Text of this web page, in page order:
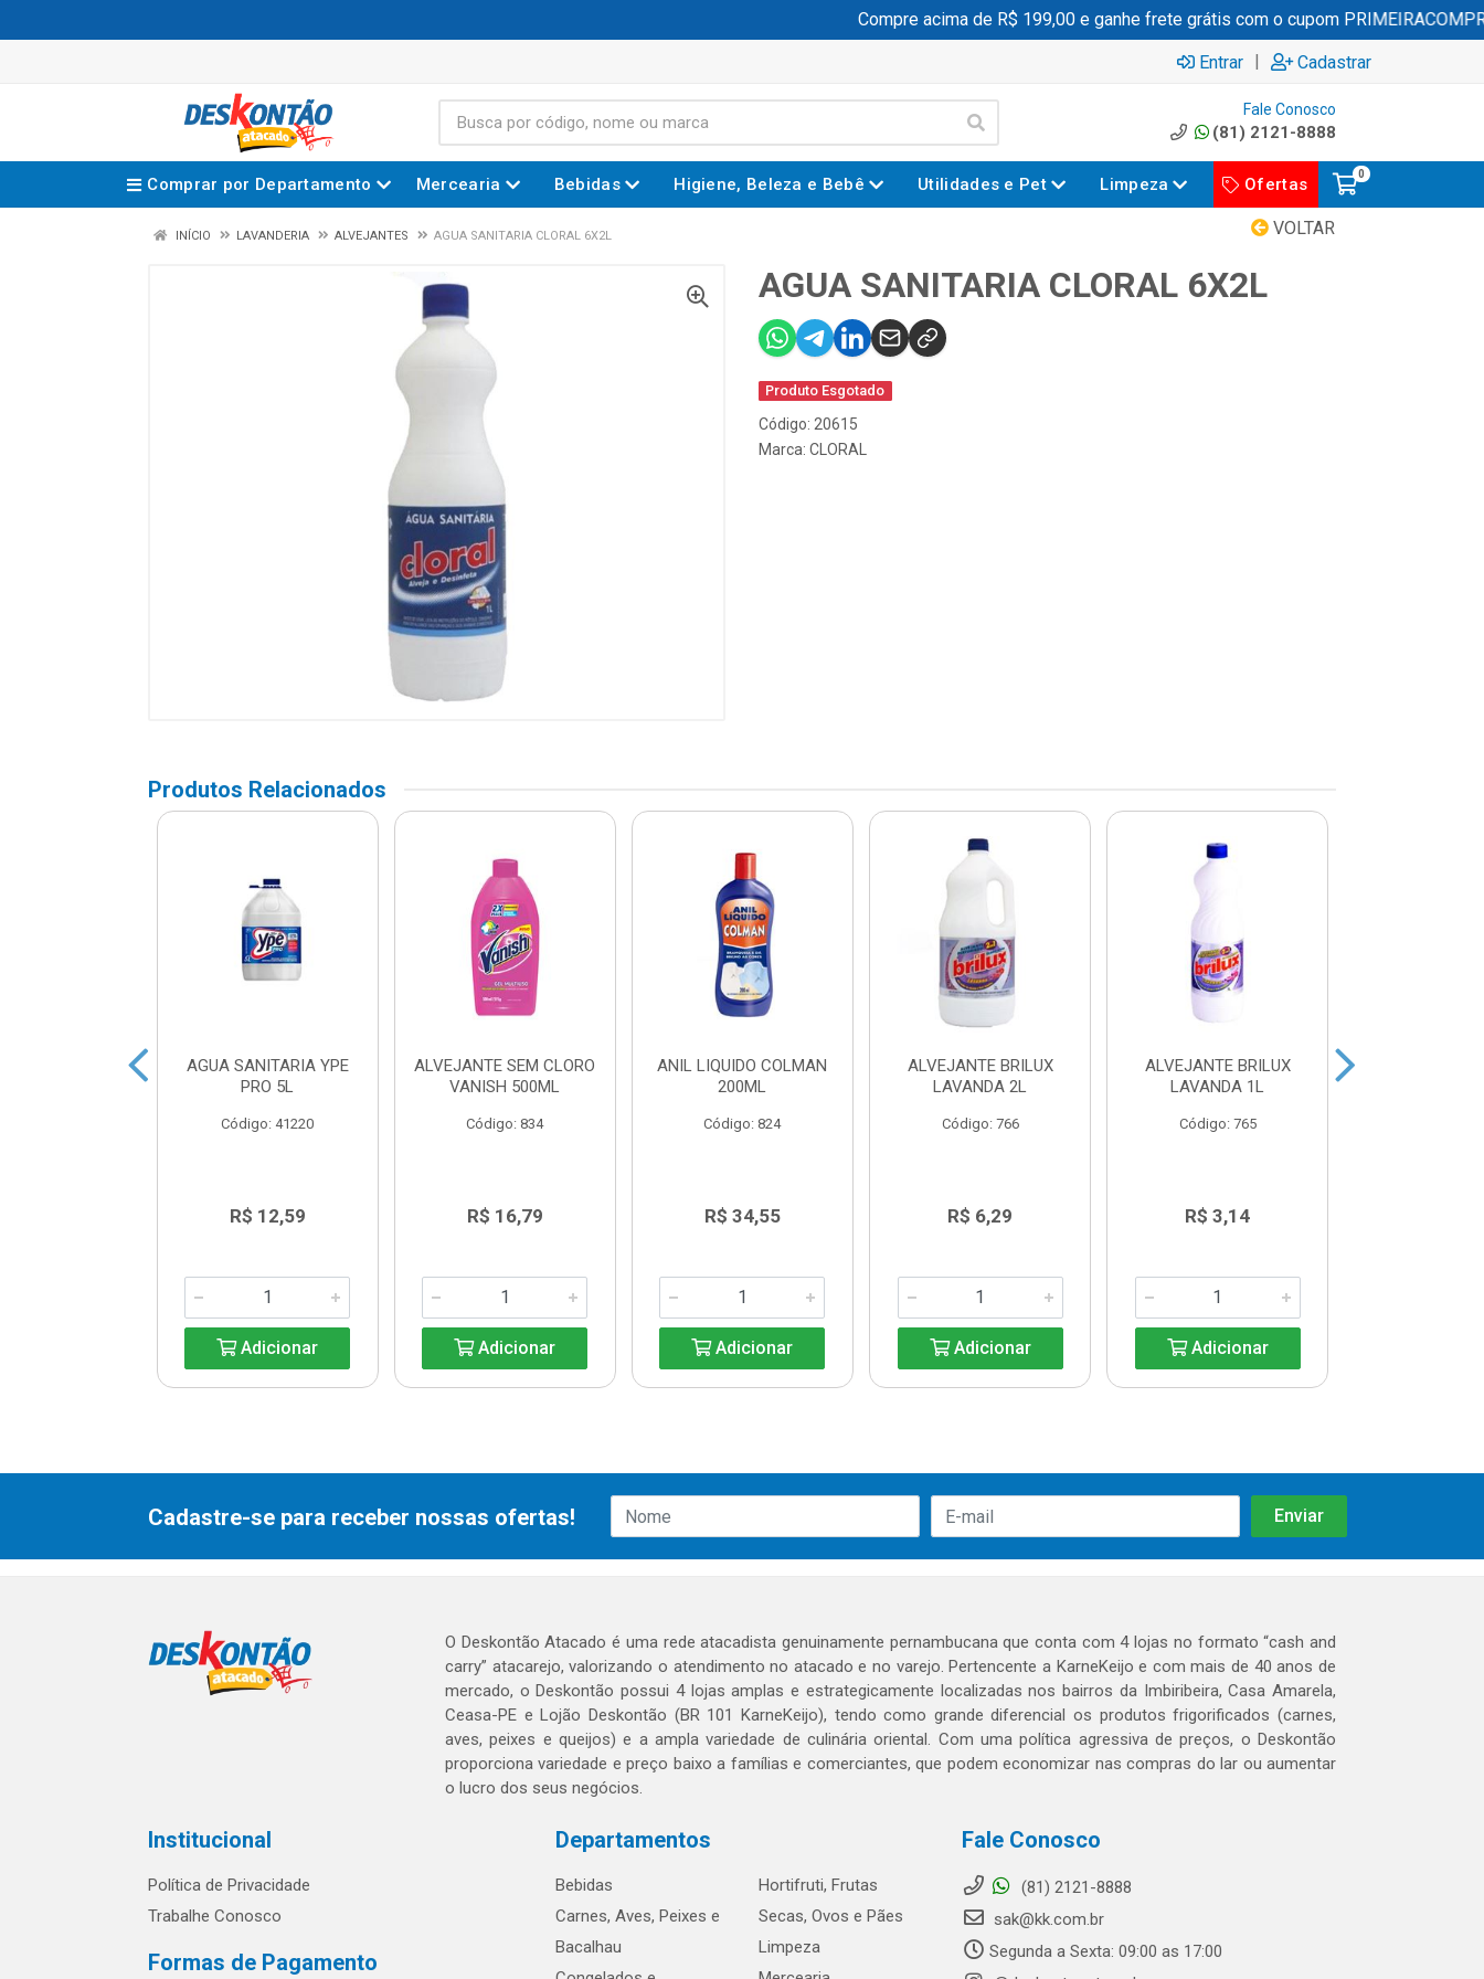
Compre acima de R$ 199,00 e ganhe frete grátis com o cupom PRIMEIRACOMPRA
Entrar | Cadastrar
Fale Conosco
(81) 2121-8888
Comprar por Departamento Mercearia Bebidas Higiene, Beleza e Bebê Utilidades e Pet Limpeza Ofertas
0
VOLTAR
INÍCIO LAVANDERIA ALVEJANTES AGUA SANITARIA CLORAL 6X2L
AGUA SANITARIA CLORAL 6X2L
Produto Esgotado
Código: 20615
Marca: CLORAL
Produtos Relacionados
AGUA SANITARIA YPE
PRO 5L
Código: 41220
R$ 12,59
Adicionar
ALVEJANTE SEM CLORO
VANISH 500ML
Código: 834
R$ 16,79
Adicionar
ANIL LIQUIDO COLMAN
200ML
Código: 824
R$ 34,55
Adicionar
ALVEJANTE BRILUX
LAVANDA 2L
Código: 766
R$ 6,29
Adicionar
ALVEJANTE BRILUX
LAVANDA 1L
Código: 765
R$ 3,14
Adicionar
Cadastre-se para receber nossas ofertas!
O Deskontão Atacado é uma rede atacadista genuinamente pernambucana que conta com 4 lojas no formato “cash and
carry” atacarejo, valorizando o atendimento no atacado e no varejo. Pertencente a KarneKeijo e com mais de 40 anos de
mercado, o Deskontão possui 4 lojas amplas e estrategicamente localizadas nos bairros da Imbiribeira, Casa Amarela,
Ceasa-PE e Lojão Deskontão (BR 101 KarneKeijo), tendo como grande diferencial os produtos frigorificados (carnes,
aves, peixes e queijos) e a ampla variedade de culinária oriental. Com uma política agressiva de preços, o Deskontão
proporciona variedade e preço baixo a famílias e comerciantes, que podem economizar nas compras do lar ou aumentar
o lucro dos seus negócios.
Institucional
Política de Privacidade
Trabalhe Conosco
Formas de Pagamento
Departamentos
Bebidas
Carnes, Aves, Peixes e
Bacalhau
Hortifruti, Frutas
Secas, Ovos e Pães
Limpeza
Fale Conosco
(81) 2121-8888
sak@kk.com.br
Segunda a Sexta: 09:00 as 17:00